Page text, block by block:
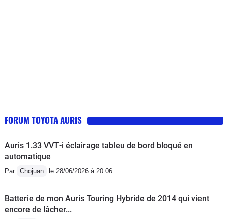
FORUM TOYOTA AURIS
Auris 1.33 VVT‑i éclairage tableu de bord bloqué en
automatique
Par Chojuan le 28/06/2026 à 20:06
Batterie de mon Auris Touring Hybride de 2014 qui vient
encore de lâcher...